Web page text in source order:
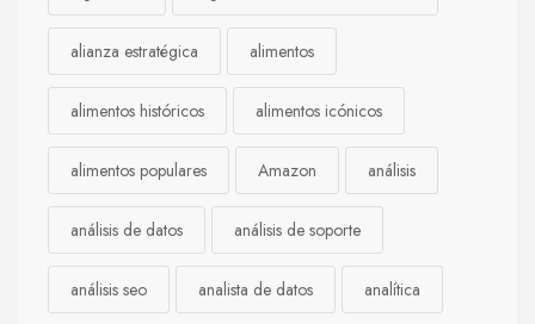
alianza estratégica alimentos
alimentos históricos alimentos icónicos
alimentos populares Amazon análisis
análisis de datos análisis de soporte
análisis seo analista de datos analítica